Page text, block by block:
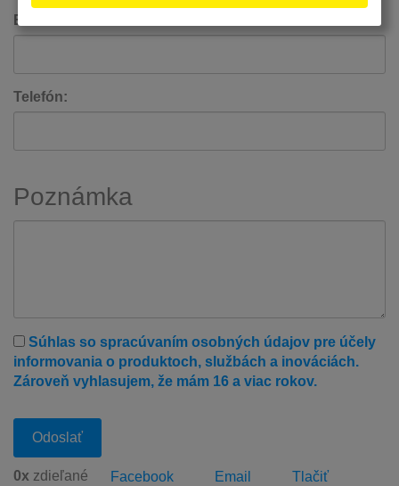
Email:
Telefón:
Poznámka
Súhlas so spracúvaním osobných údajov pre účely
informovania o produktoch, službách a inováciách.
Zároveň vyhlasujem, že mám 16 a viac rokov.
0x zdieľané Facebook Email
Tlačiť